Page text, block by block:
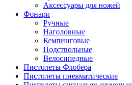
Аксессуары для ножей
Фонари
Ручные
Наголовные
Кемпинговые
Подствольные
Велосипедные
Пистолеты Флобера
Пистолеты пневматические